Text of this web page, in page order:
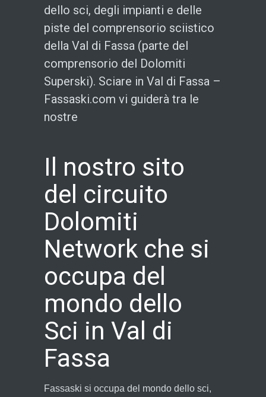
dello sci, degli impianti e delle
piste del comprensorio sciistico
della Val di Fassa (parte del
comprensorio del Dolomiti
Superski). Sciare in Val di Fassa –
Fassaski.com vi guiderà tra le
nostre
Il nostro sito
del circuito
Dolomiti
Network che si
occupa del
mondo dello
Sci in Val di
Fassa
Fassaski si occupa del mondo dello sci,